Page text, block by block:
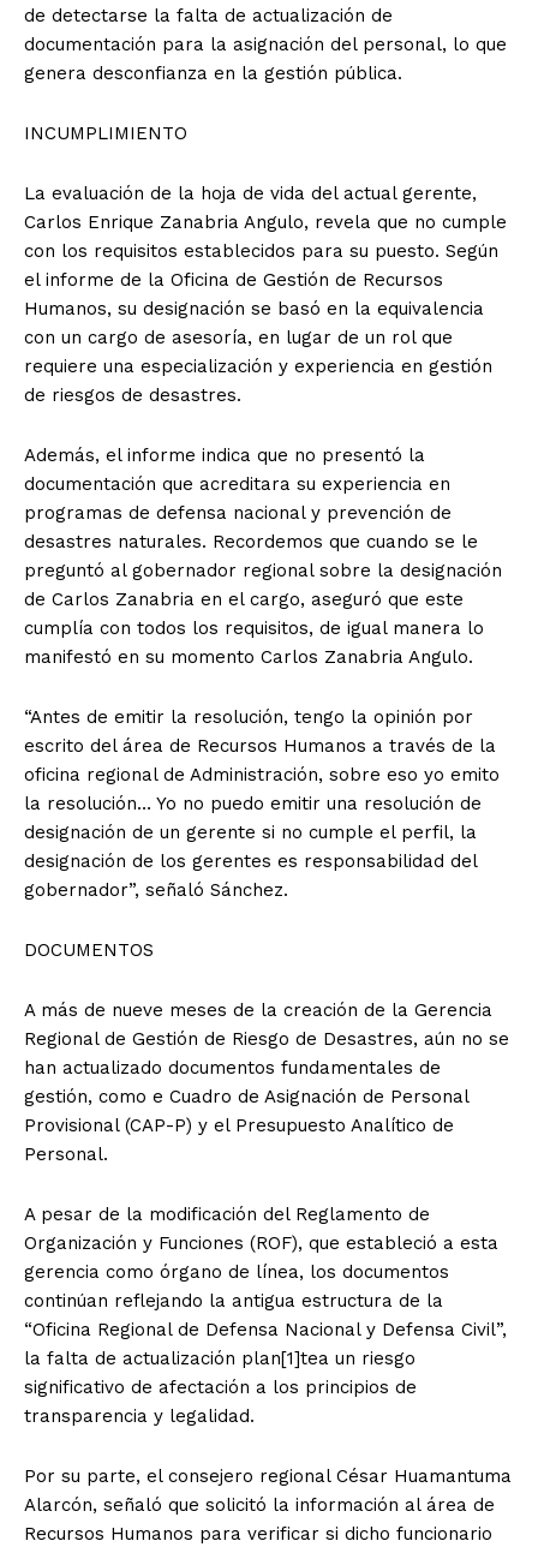
de detectarse la falta de actualización de
documentación para la asignación del personal, lo que
genera desconfianza en la gestión pública.
INCUMPLIMIENTO
La evaluación de la hoja de vida del actual gerente,
Carlos Enrique Zanabria Angulo, revela que no cumple
con los requisitos establecidos para su puesto. Según
el informe de la Oficina de Gestión de Recursos
Humanos, su designación se basó en la equivalencia
con un cargo de asesoría, en lugar de un rol que
requiere una especialización y experiencia en gestión
de riesgos de desastres.
Además, el informe indica que no presentó la
documentación que acreditara su experiencia en
programas de defensa nacional y prevención de
desastres naturales. Recordemos que cuando se le
preguntó al gobernador regional sobre la designación
de Carlos Zanabria en el cargo, aseguró que este
cumplía con todos los requisitos, de igual manera lo
manifestó en su momento Carlos Zanabria Angulo.
“Antes de emitir la resolución, tengo la opinión por
escrito del área de Recursos Humanos a través de la
oficina regional de Administración, sobre eso yo emito
la resolución… Yo no puedo emitir una resolución de
designación de un gerente si no cumple el perfil, la
designación de los gerentes es responsabilidad del
gobernador”, señaló Sánchez.
DOCUMENTOS
A más de nueve meses de la creación de la Gerencia
Regional de Gestión de Riesgo de Desastres, aún no se
han actualizado documentos fundamentales de
gestión, como e Cuadro de Asignación de Personal
Provisional (CAP-P) y el Presupuesto Analítico de
Personal.
A pesar de la modificación del Reglamento de
Organización y Funciones (ROF), que estableció a esta
gerencia como órgano de línea, los documentos
continúan reflejando la antigua estructura de la
“Oficina Regional de Defensa Nacional y Defensa Civil”,
la falta de actualización plan[1]tea un riesgo
significativo de afectación a los principios de
transparencia y legalidad.
Por su parte, el consejero regional César Huamantuma
Alarcón, señaló que solicitó la información al área de
Recursos Humanos para verificar si dicho funcionario